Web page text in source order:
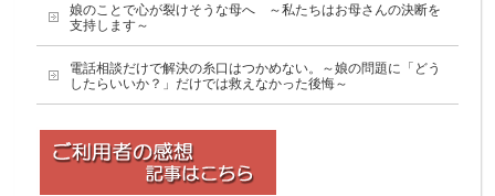
娘のことで心が裂けそうな母へ ～私たちはお母さんの決断を
支持します～
電話相談だけで解決の糸口はつかめない。～娘の問題に「どう
したらいいか？」だけでは救えなかった後悔～